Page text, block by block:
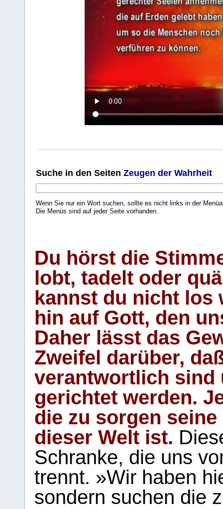
Suche in den Seiten Zeugen der Wahrheit
Wenn Sie nur ein Wort suchen, sollte es nicht links in der
Die Menüs sind auf jeder Seite vorhanden.
Du hörst die
lobt, tadelt oder
kannst du nicht los
hin auf Gott, den
Daher lässt das
Zweifel darüber,
verantwortlich sind
gerichtet werden.
die zu sorgen
dieser Welt ist.
Schranke, die uns
trennt. »Wir haben
sondern suchen die